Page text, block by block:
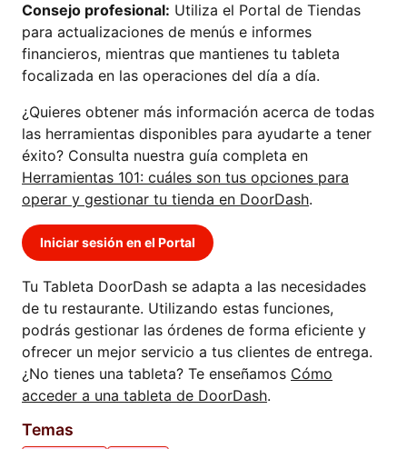
Consejo profesional: Utiliza el Portal de Tiendas
para actualizaciones de menús e informes
financieros, mientras que mantienes tu tableta
focalizada en las operaciones del día a día.
¿Quieres obtener más información acerca de todas
las herramientas disponibles para ayudarte a tener
éxito? Consulta nuestra guía completa en
Herramientas 101: cuáles son tus opciones para
operar y gestionar tu tienda en DoorDash.
Iniciar sesión en el Portal
Tu Tableta DoorDash se adapta a las necesidades
de tu restaurante. Utilizando estas funciones,
podrás gestionar las órdenes de forma eficiente y
ofrecer un mejor servicio a tus clientes de entrega.
¿No tienes una tableta? Te enseñamos Cómo
acceder a una tableta de DoorDash.
Temas